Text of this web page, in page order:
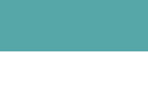
Wymiany Akademickiej